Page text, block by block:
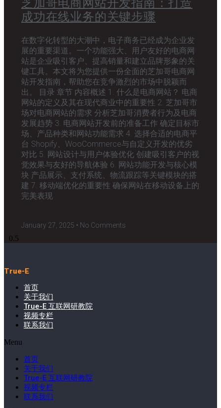
成功在线业务的关键步骤
在数字化转型的大潮中，电子商务已经成为企业发
展的重要渠道。一个功能强大、用户友好的电商网
站是企业吸引客户、提高销量和建立品牌形象的关
键工具。本文将为您提供一份全面的芝加哥电商网
站开发指南，帮助您在竞争激烈的市场中脱颖而
出。 目录 章节 内容概述 1. 什么是电商网站？ 电商
网站的定义及其在现代商业中的重要性 2. 芝加哥市
场对电商网站的需求 分析芝加哥消费者行为及电商
发展趋势 3. 电商网站开发前的准备工作 确定目标市
场、产品种类和网站功能需求 4. 选择合适的电商平
台 Shopify、WooCommerce与自定义开发的优劣
对比 5. 网站设计与用户体验优化 创建吸引客户的视
觉效果与友好的导航体验 6. 网站功能开发与核心模
块 产品展示、支付系统、物流跟踪等关键模块的搭
建 7. 移动端优化的重要性 确保网站在移动设备上的
完美表现
January 27, 2025 No Comments
True-E
首页
关于我们
True-E 互联网研教院
视频专栏
联系我们
Menu
首页
关于我们
True-E 互联网研教院
视频专栏
联系我们